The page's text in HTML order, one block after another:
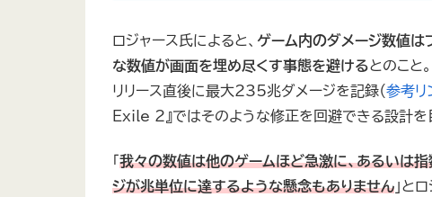
ロジャース氏によると、 ゲーム内のダメージ数値は
な数値が画面を埋め尽くす事態を避けるとのこと
リリース直後に最大235兆ダメージを記録（参考リ
Exile 2』ではそのような修正を回避できる設計を
我々の数値は他のゲームほど急激に、あるいは
ジが兆単位に達するような懸念もありません」と